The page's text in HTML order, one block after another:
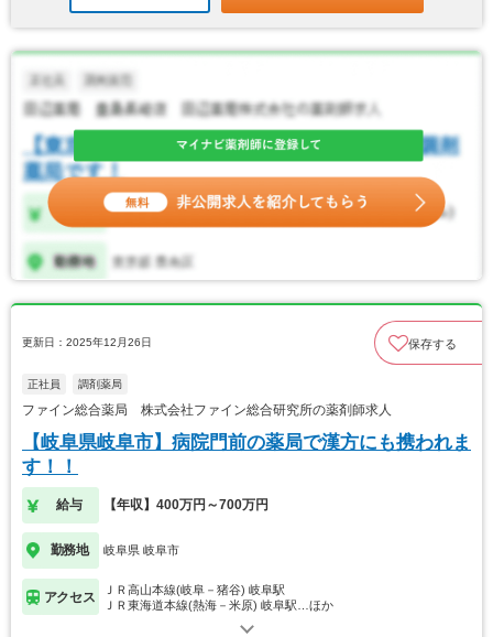
更新日：2025年12月26日 保存する
正社員 調剤薬局
ファイン総合薬局 株式会社ファイン総合研究所の薬剤師求人
【岐阜県岐阜市】病院門前の薬局で漢方にも携われま
す！！
給与 【年収】400万円～700万円
勤務地 岐阜県 岐阜市
アクセス
ＪＲ高山本線(岐阜－猪谷) 岐阜駅
ＪＲ東海道本線(熱海－米原) 岐阜駅…ほか